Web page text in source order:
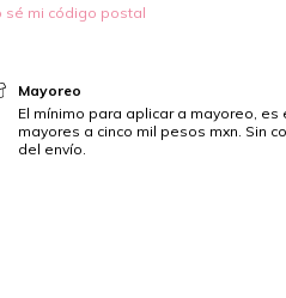
sé mi código postal
Mayoreo
El mínimo para aplicar a mayoreo, es
mayores a cinco mil pesos mxn. Sin
del envío.